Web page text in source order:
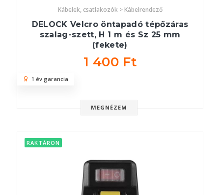
Kábelek, csatlakozók > Kábelrendező
DELOCK Velcro öntapadó tépőzáras
szalag-szett, H 1 m és Sz 25 mm
(fekete)
1 400 Ft
MEGNÉZEM
1 év garancia
RAKTÁRON